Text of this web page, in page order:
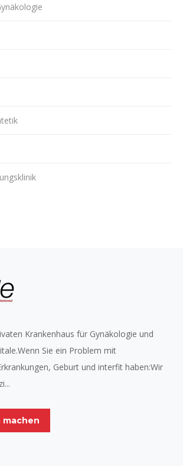
Krankenhaus für Gynäkologie und
Sie ein Problem mit
Geburt und interfit haben:Wir
machen